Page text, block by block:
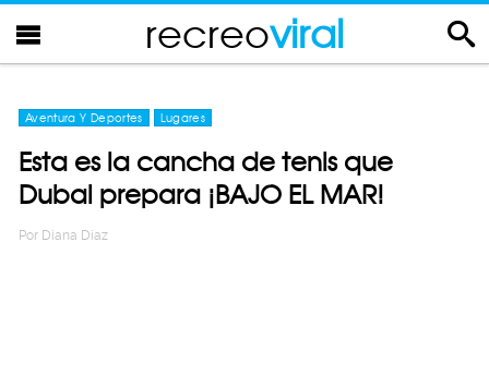
recreoviral
Aventura Y Deportes Lugares
Esta es la cancha de tenis que
Dubai prepara ¡BAJO EL MAR!
Por Diana Diaz